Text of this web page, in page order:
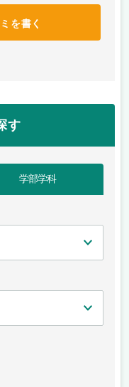
を書く
す
学部学科